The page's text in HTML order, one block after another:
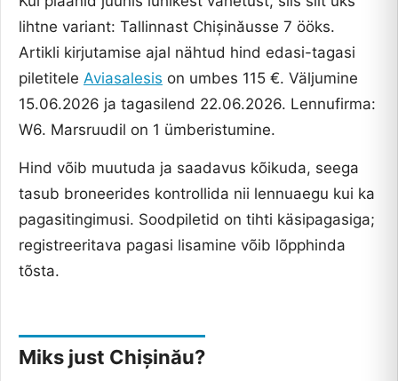
lihtne variant: Tallinnast Chișinăusse 7 ööks.
Artikli kirjutamise ajal nähtud hind edasi-tagasi
piletitele Aviasalesis on umbes 115 €. Väljumine
15.06.2026 ja tagasilend 22.06.2026. Lennufirma:
W6. Marsruudil on 1 ümberistumine.
Hind võib muutuda ja saadavus kõikuda, seega
tasub broneerides kontrollida nii lennuaegu kui ka
pagasitingimusi. Soodpiletid on tihti käsipagasiga;
registreeritava pagasi lisamine võib lõpphinda
tõsta.
Miks just Chișinău?